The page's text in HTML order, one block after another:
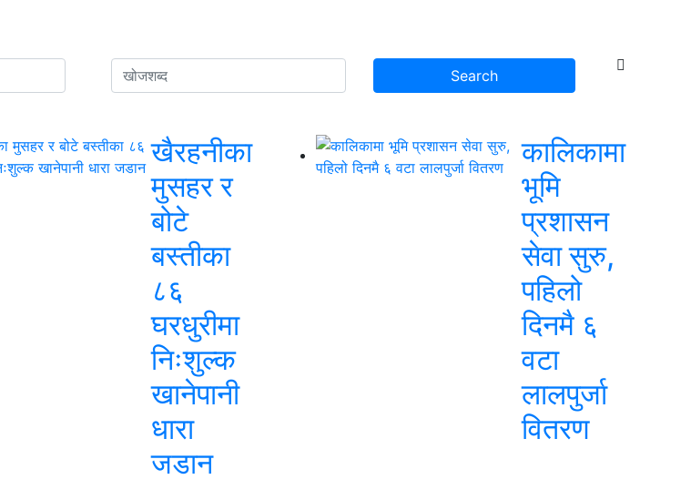
खैरहनीका
मुसहर र
बोटे
बस्तीका
८६
घरधुरीमा
निःशुल्क
खानेपानी
धारा
जडान
कालिकामा
भूमि
प्रशासन
सेवा सुरु,
पहिलो
दिनमै ६
वटा
लालपुर्जा
वितरण